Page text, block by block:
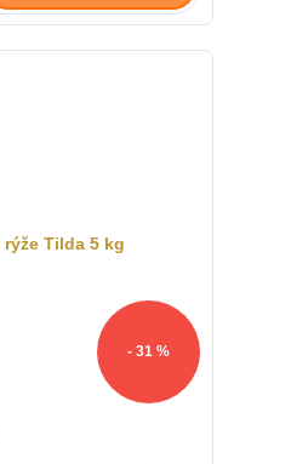
- 31 %